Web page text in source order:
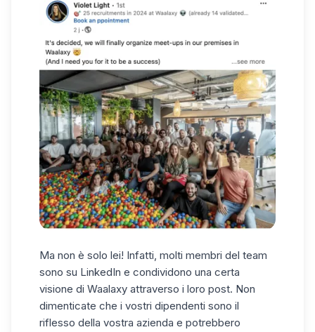
Ma non è solo lei! Infatti, molti membri del team
sono su LinkedIn e condividono una certa
visione di Waalaxy attraverso i loro post. Non
dimenticate che i vostri dipendenti sono il
riflesso della vostra azienda e potrebbero